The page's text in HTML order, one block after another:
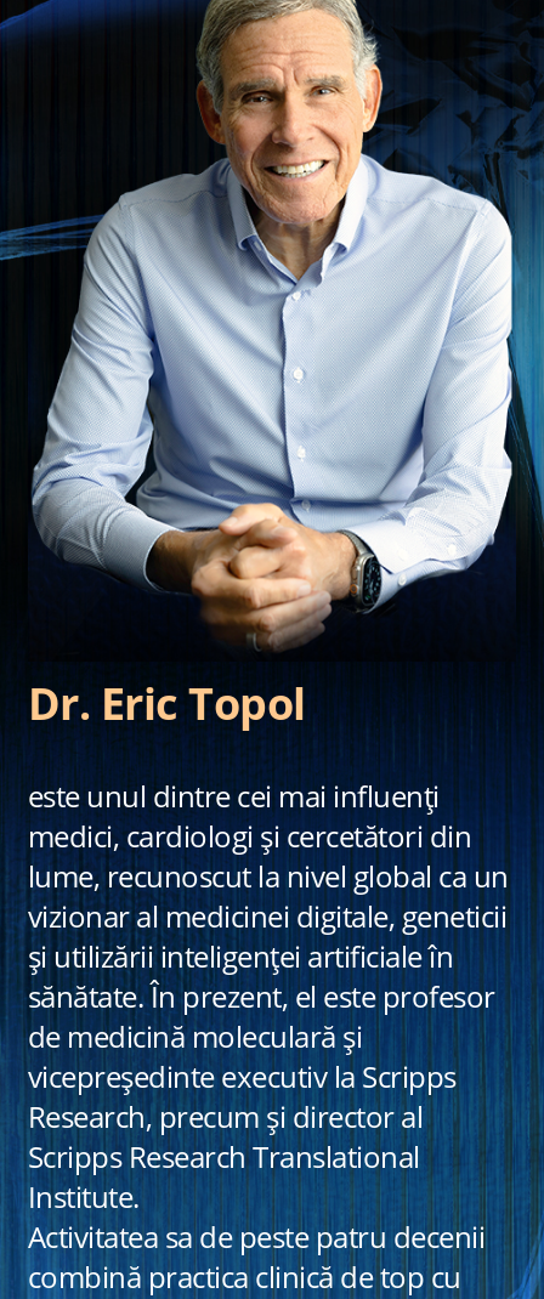
Dr. Eric Topol
este unul dintre cei mai influenți
medici, cardiologi și cercetători din
lume, recunoscut la nivel global ca un
vizionar al medicinei digitale, geneticii
și utilizării inteligenței artificiale în
sănătate. În prezent, el este profesor
de medicină moleculară și
vicepreședinte executiv la Scripps
Research, precum și director al
Scripps Research Translational
Institute.
Activitatea sa de peste patru decenii
combină practica clinică de top cu